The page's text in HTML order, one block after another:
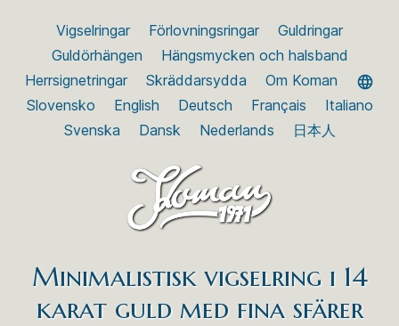
Vigselringar Förlovningsringar
Guldringar
Guldörhängen
Hängsmycken och halsband
Herrsignetringar
Skräddarsydda
Om Koman
Slovensko
English Deutsch Français
Italiano
Svenska
Dansk Nederlands 日本人
Minimalistisk vigselring i 14
karat guld med fina sfärer